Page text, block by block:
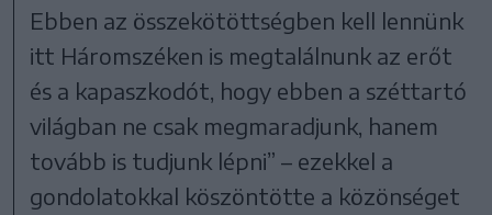
Ebben az összekötöttségben kell lennünk
itt Háromszéken is megtalálnunk az erőt
és a kapaszkodót, hogy ebben a széttartó
világban ne csak megmaradjunk, hanem
tovább is tudjunk lépni” – ezekkel a
gondolatokkal köszöntötte a közönséget